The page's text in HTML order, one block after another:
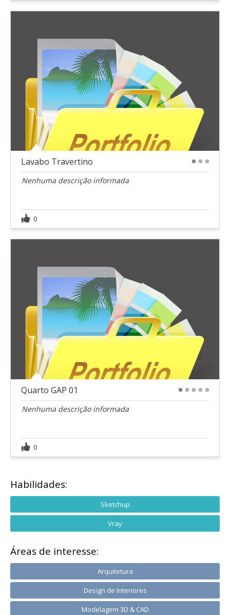
Lavabo Travertino
Nenhuma descrição informada
0
Quarto GAP 01
Nenhuma descrição informada
0
Habilidades:
Sketchup
Vray
Áreas de interesse:
Arquitetura
Design de Interiores
Modelagem 3D & CAD